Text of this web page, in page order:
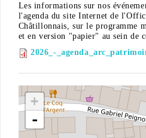
Les informations sur nos
l'agenda du site Internet de
Châtillonnais, sur le programme
et en version "papier" au sein de
2026_-
+
-